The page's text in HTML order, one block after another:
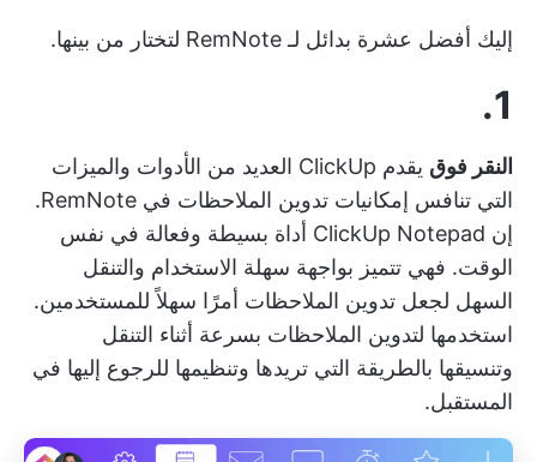
إليك أفضل عشرة بدائل لـ RemNote لتختار من بينها.
1.
النقر فوق
يقدم ClickUp العديد من الأدوات والميزات
التي تنافس إمكانيات تدوين الملاحظات في RemNote.
إن ClickUp Notepad أداة بسيطة وفعالة في نفس
الوقت. فهي تتميز بواجهة سهلة الاستخدام والتنقل
السهل لجعل تدوين الملاحظات أمرًا سهلاً للمستخدمين.
استخدمها لتدوين الملاحظات بسرعة أثناء التنقل
وتنسيقها بالطريقة التي تريدها وتنظيمها للرجوع إليها في
المستقبل.